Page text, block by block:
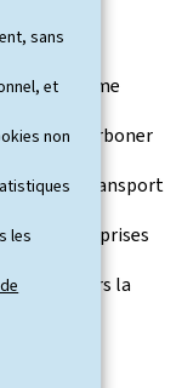
sans
et
non
les
et du
ce troisième
pour décarboner
aussi le transport
les entreprises
vers la